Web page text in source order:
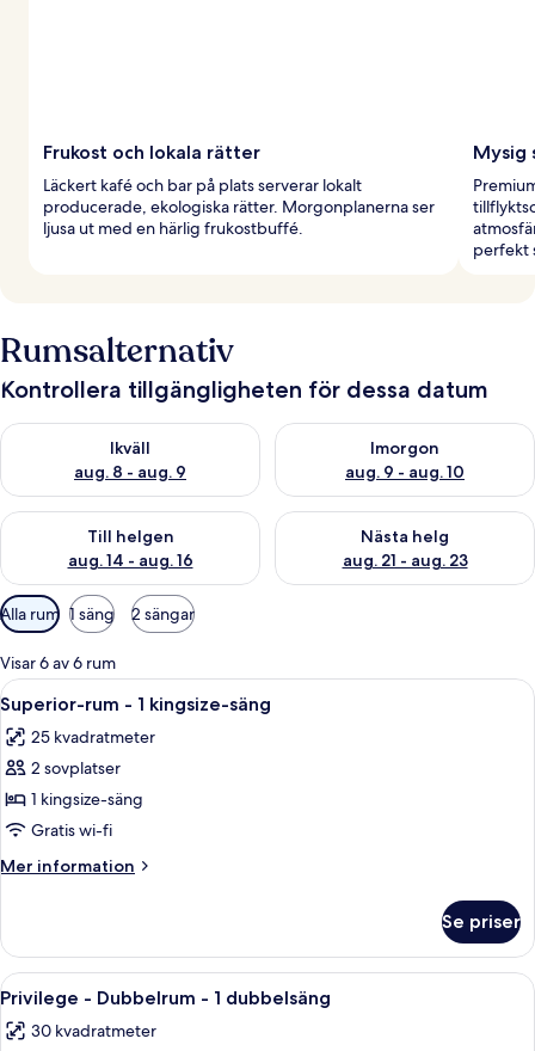
Frukost och lokala rätter
Läckert kafé och bar på plats serverar lokalt
producerade, ekologiska rätter. Morgonplanerna ser
ljusa ut med en härlig frukostbuffé.
Mysig
perfekt
Rumsalternativ
Kontrollera tillgängligheten för dessa datum
Ikväll
aug. 8 - aug. 9
Kontrollera tillgängligheten för ikväll aug. 8 - aug. 9
Imorgon
aug. 9 - aug. 10
Kontrollera tillgängligheten
Till helgen
aug. 14 - aug. 16
Kontrollera tillgängligheten för den här helgen aug. 14 - aug.
Nästa helg
aug. 21 - aug. 23
Kontrollera tillgängligheten
Tillgängliga
filter
för
rum
Alla rum 1 säng 2 sängar
Visar 6 av 6 rum
Öppna
alla
foton
för
Superior-
rum
-
1
säng
Ett hotellrum med en stor säng, två
10
Superior-rum - 1 kingsize-säng
25 kvadratmeter
2 sovplatser
1 kingsize-säng
Gratis wi-fi
Mer information
Mer
rum
1
kingsize-
säng
Se priser
Öppna
alla
foton
Ett hotellrum med en stor säng, ett
14
Privilege - Dubbelrum - 1 dubbelsäng
30 kvadratmeter